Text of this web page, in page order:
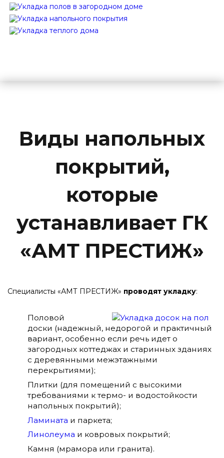
Виды напольных
покрытий,
которые
устанавливает ГК
«АМТ ПРЕСТИЖ»
Специалисты «АМТ ПРЕСТИЖ» проводят укладку:
Половой
доски (надежный, недорогой и практичный
вариант, особенно если речь идет о
загородных коттеджах и старинных зданиях
с деревянными межэтажными
перекрытиями);
Плитки (для помещений с высокими
требованиями к термо- и водостойкости
напольных покрытий);
Ламината и паркета;
Линолеума и ковровых покрытий;
Камня (мрамора или гранита).